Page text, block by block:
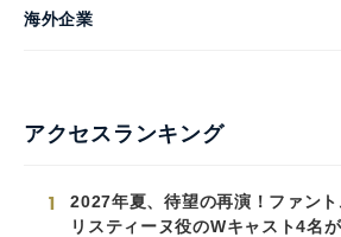
海外企業
アクセスランキング
1
2027年夏、待望の再演！ファント
リスティーヌ役のWキャスト4名が